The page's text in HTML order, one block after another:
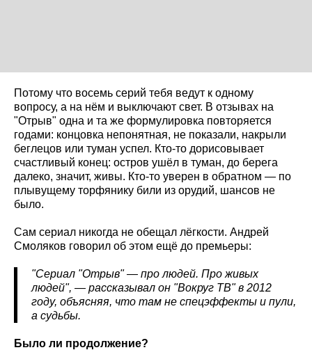
Потому что восемь серий тебя ведут к одному
вопросу, а на нём и выключают свет. В отзывах на
"Отрыв" одна и та же формулировка повторяется
годами: концовка непонятная, не показали, накрыли
беглецов или туман успел. Кто-то дорисовывает
счастливый конец: остров ушёл в туман, до берега
далеко, значит, живы. Кто-то уверен в обратном — по
плывущему торфянику били из орудий, шансов не
было.
Сам сериал никогда не обещал лёгкости. Андрей
Смоляков говорил об этом ещё до премьеры:
"Сериал "Отрыв" — про людей. Про живых
людей", — рассказывал он "Вокруг ТВ" в 2012
году, объясняя, что там не спецэффекты и пули,
а судьбы.
Было ли продолжение?